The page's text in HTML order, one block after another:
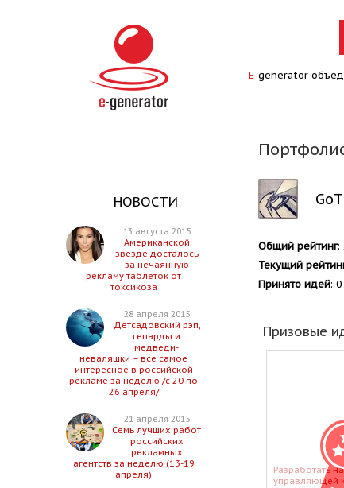
E-generator
НОВОСТИ
13 августа 2015
Американской
звезде досталось
за нечаянную
рекламу таблеток от
токсикоза
28 апреля 2015
Детсадовский рэп,
гепарды и
медведи-
неваляшки – все самое
интересное в российской
рекламе за неделю /с 20 по
26 апреля/
21 апреля 2015
Семь лучших работ
российских
рекламных
агентств за неделю (13-19
апреля)
Общий рейтинг:
Текущий
Принято идей: 0
Призовые
Разработать
управляющей